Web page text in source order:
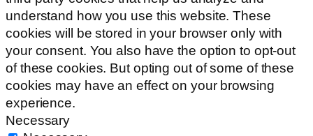
understand how you use this website. These
cookies will be stored in your browser only with
your consent. You also have the option to opt-out
of these cookies. But opting out of some of these
cookies may have an effect on your browsing
experience.
Necessary